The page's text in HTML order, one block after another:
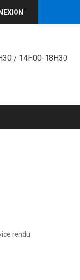
/ 14H00-18H30
rendu